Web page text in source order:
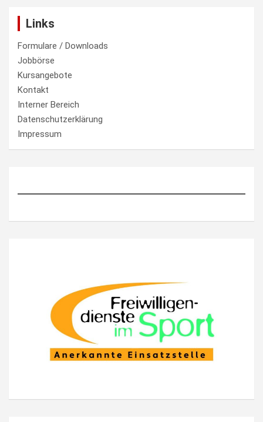
Links
Formulare / Downloads
Jobbörse
Kursangebote
Kontakt
Interner Bereich
Datenschutzerklärung
Impressum